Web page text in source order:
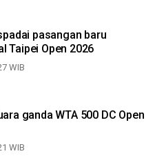
pasangan baru
Taipei Open 2026
WIB
ganda WTA 500 DC Open
WIB